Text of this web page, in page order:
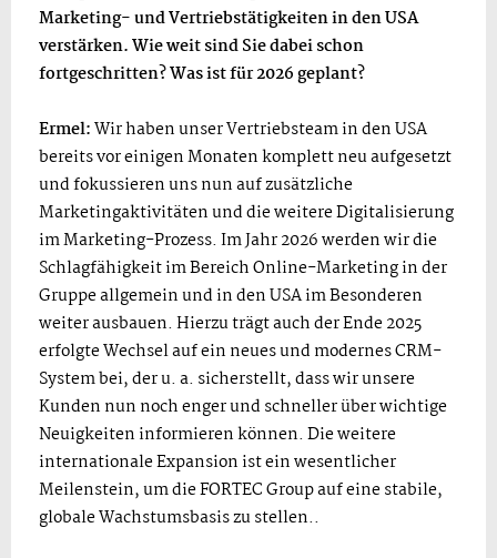
Marketing- und Vertriebstätigkeiten in den USA
verstärken. Wie weit sind Sie dabei schon
fortgeschritten? Was ist für 2026 geplant?
Ermel:Wir haben unser Vertriebsteam in den USA
bereits vor einigen Monaten komplett neu aufgesetzt
und fokussieren uns nun auf zusätzliche
Marketingaktivitäten und die weitere Digitalisierung
im Marketing-Prozess. Im Jahr 2026 werden wir die
Schlagfähigkeit im Bereich Online-Marketing in der
Gruppe allgemein und in den USA im Besonderen
weiter ausbauen. Hierzu trägt auch der Ende 2025
erfolgte Wechsel auf ein neues und modernes CRM-
System bei, der u. a. sicherstellt, dass wir unsere
Kunden nun noch enger und schneller über wichtige
Neuigkeiten informieren können. Die weitere
internationale Expansion ist ein wesentlicher
Meilenstein, um die FORTEC Group auf eine stabile,
globale Wachstumsbasis zu stellen..